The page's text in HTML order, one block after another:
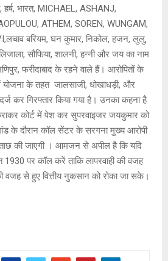
हर्ष, भारत, MICHAEL, ASHANJ,
ATHEM, SOREN, WUNGAM,
बरियम, घन कुमार, निकोल, हजन, लुलु,
लिजाला, सौफिया, शालनी, हन्नी और जय का नाम
फरीदाबाद के रहने वाले हैं। आरोपितों के
के तहत जालसाजी, धोखाधड़ी, और
कर गिरफ्तार किया गया है। उनका कहना है
कोर्ट में पेश कर सुपरवाइजर जयकुमार को
के दौरान कॉल सेंटर के सरगना मुख्य आरोपी
की जाएगी । आमजन से अपील है कि यदि
1930 पर कॉल करें ताकि लापरवाही की वजह
वजह से हुए वित्तीय नुकसान को रोका जा सके।